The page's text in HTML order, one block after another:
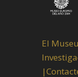
El Museu
|